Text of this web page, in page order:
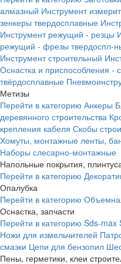
алмазный Инструмент
зенкеры твердосплавные
Инструмент режущий - резцы
режущий - фрезы твердоспл-
Инструмент строительный
Оснастка и приспособления -
твёрдосплавные
Метизы
Перейти в категорию Анкеры
деревянного строительства
крепления кабеля Скобы
Хомуты, монтажные ленты,
Наборы слесарно-монтажные
Напольные покрытия,
Перейти в категорию
Опалубка
Перейти в категорию
Оснастка, запчасти
Перейти в категорию Sds-max
Ножи для измельчителей
смазки Цепи для бензопил
Пены, герметики, клеи